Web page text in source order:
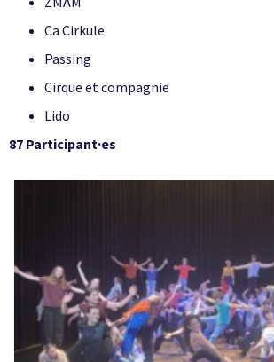
Ca Cirkule
Passing
Cirque et compagnie
Lido
87 Participant·es